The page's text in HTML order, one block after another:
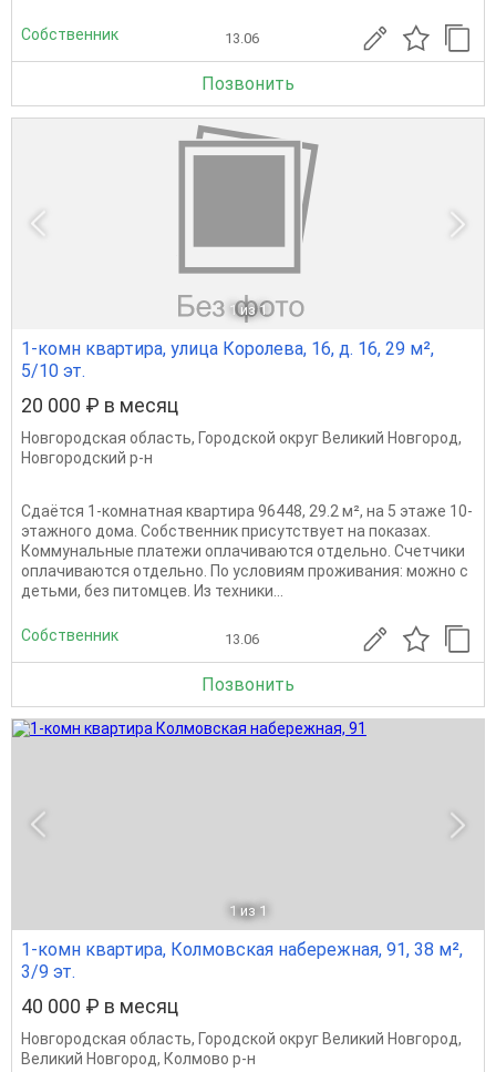
Собственник 13.06
Позвонить
1 из 1
1-комн квартира, улица Королева, 16, д. 16, 29 м²,
5/10 эт.
20 000 ₽ в месяц
Новгородская область, Городской округ Великий Новгород,
Новгородский р-н
Сдаётся 1-комнатная квартира 96448, 29.2 м², на 5 этаже 10-
этажного дома. Собственник присутствует на показах.
Коммунальные платежи оплачиваются отдельно. Счетчики
оплачиваются отдельно. По условиям проживания: можно с
детьми, без питомцев. Из техники...
Собственник 13.06
Позвонить
1 из 1
1-комн квартира, Колмовская набережная, 91, 38 м²,
3/9 эт.
40 000 ₽ в месяц
Новгородская область, Городской округ Великий Новгород,
Великий Новгород, Колмово р-н